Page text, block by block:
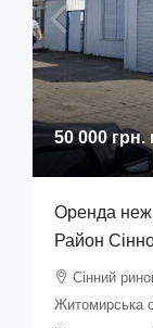
50 000 грн.
Оренда
Район
Сінний
Житомирська